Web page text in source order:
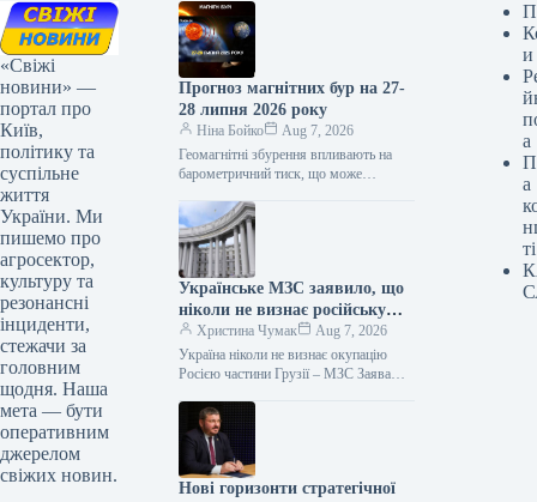
«Свіжі
новини» —
портал про
Київ,
політику та
суспільне
життя
України. Ми
пишемо про
агросектор,
культуру та
резонансні
інциденти,
стежачи за
головним
щодня. Наша
мета — бути
оперативним
джерелом
свіжих новин.
Прогноз магнітних бур на 27-
28 липня 2026 року
Ніна Бойко
Aug 7, 2026
Геомагнітні збурення впливають на
барометричний тиск, що може
біль, відчуття виснаження та
напруження. «Главком» підготував…
Українське МЗС заявило, що
ніколи не визнає російську
окупацію грузинських
територій.
Христина Чумак
Aug 7, 2026
Україна ніколи не визнає окупацію
Росією частини Грузії – МЗС Заява
послідовно та непохитно підтримує
суверенітет…
Нові горизонти стратегічної
и
а
а
ті